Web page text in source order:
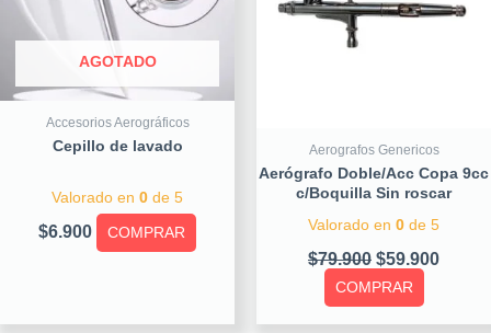
AGOTADO
Accesorios Aerográficos
Cepillo de lavado
Valorado en 0 de 5
$6.900 COMPRAR
Aerografos Genericos
Aerógrafo Doble/Acc Copa 9cc
c/Boquilla Sin roscar
Valorado en 0 de 5
$79.900 $59.900
COMPRAR